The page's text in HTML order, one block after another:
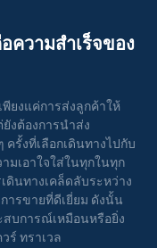
ความสําเร็จของ
ยงแค่การส่งลูกค้าให้
งต้องการนำส่ง
รั้งที่เลือกเดินทางไปกับ
มเอาใจใส่ในทุกในทุก
ดินทางเคล็ดลับระหว่าง
ารขายที่ดีเยี่ยม ดังนั้น
สบการณ์เหมือนหรือยิ่ง
ร์ ทราเวล